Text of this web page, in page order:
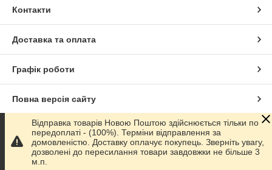
Контакти
Доставка та оплата
Графік роботи
Повна версія сайту
Сайт створено на маркетплейсіProm.ua
Політика конфіденційності
Відправка товарів Новою Поштою здійснюється тільки по
передоплаті - (100%). Терміни відправлення за
домовленістю. Доставку оплачує покупець. Зверніть увагу,
дозволені до пересилання товари завдовжки не більше 3
м.п.